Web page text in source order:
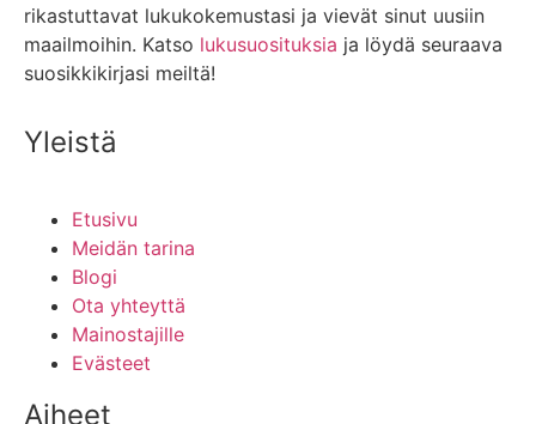
rikastuttavat lukukokemustasi ja vievät sinut uusiin
maailmoihin. Katso lukusuosituksia ja löydä seuraava
suosikkikirjasi meiltä!
Yleistä
Etusivu
Meidän tarina
Blogi
Ota yhteyttä
Mainostajille
Evästeet
Aiheet